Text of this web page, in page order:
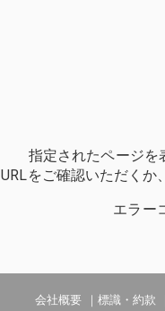
指定されたページを
URLをご確認いただくか
エラー
会社概要 標識・約款